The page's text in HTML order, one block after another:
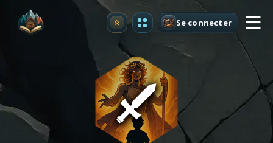
Premium Se connecter